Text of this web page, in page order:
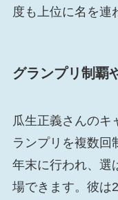
度も上位に名を連
グランプリ制覇
瓜生正義さんのキ
ランプリを複数回
年末に行われ、選
場できます。彼は